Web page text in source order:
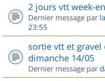
2 jours vtt week-
Dernier message par
23:55
sortie vtt et gravel
dimanche 14/05
Dernier message par